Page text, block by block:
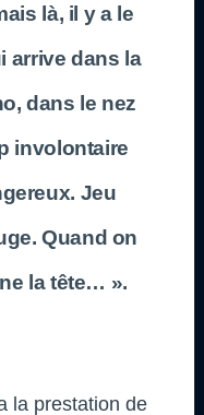
là, il y a le
arrive dans la
dans le nez
involontaire
Jeu
Quand on
la tête… ».
la prestation de